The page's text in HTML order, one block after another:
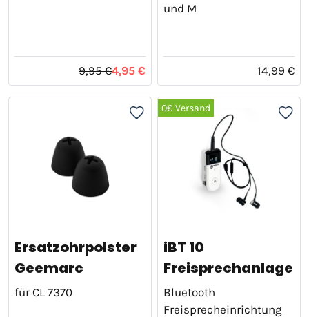
9,95 €4,95 €
und M
14,99 €
Ersatzohrpolster
Geemarc
für CL 7370
0€ Versand
iBT 10
Freisprechanlage
Bluetooth
Freisprecheinrichtung